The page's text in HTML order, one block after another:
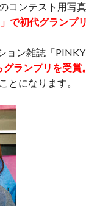
コンテスト用写
で初代グランプ
ョン雑誌「
ランプリを受賞。
とになります。